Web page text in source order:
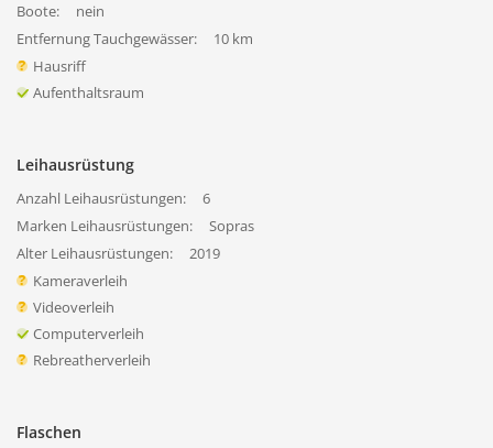
Boote:
nein
Entfernung Tauchgewässer:
10 km
Hausriff
Aufenthaltsraum
Leihausrüstung
Anzahl Leihausrüstungen:
6
Marken Leihausrüstungen:
Sopras
Alter Leihausrüstungen:
2019
Kameraverleih
Videoverleih
Computerverleih
Rebreatherverleih
Flaschen